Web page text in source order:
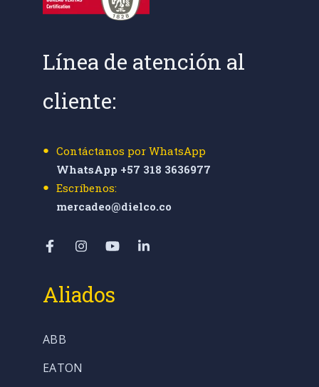
Línea de atención al
cliente:
Contáctanos por WhatsApp
WhatsApp +57 318 3636977
Escríbenos:
mercadeo@dielco.co
Aliados
ABB
EATON